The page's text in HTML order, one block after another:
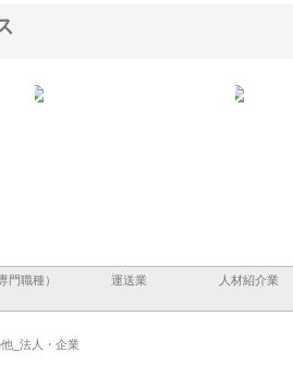
門職種） 運送業 人材紹介業
_法人・企業